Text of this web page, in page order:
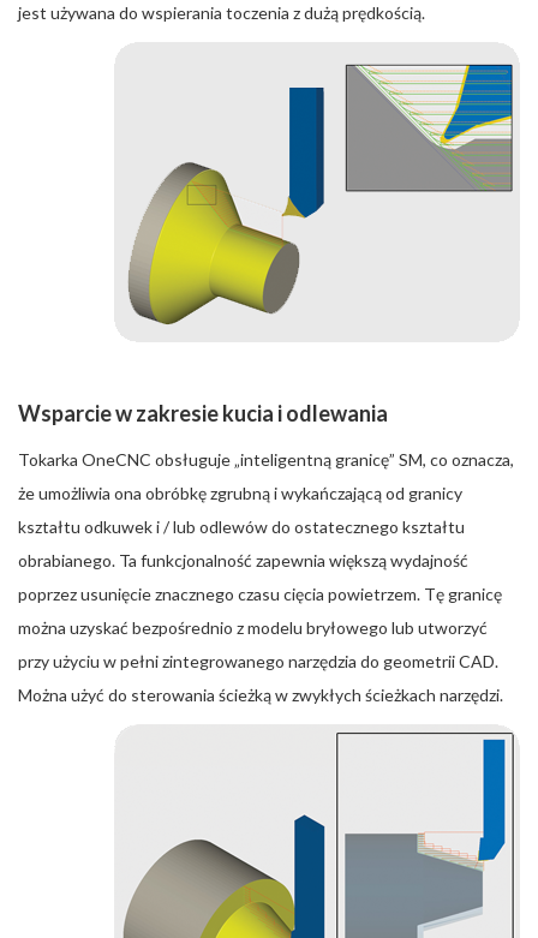
jest używana do wspierania toczenia z dużą prędkością.
Wsparcie w zakresie kucia i odlewania
Tokarka OneCNC obsługuje „inteligentną granicę” SM, co oznacza,
że umożliwia ona obróbkę zgrubną i wykańczającą od granicy
kształtu odkuwek i / lub odlewów do ostatecznego kształtu
obrabianego. Ta funkcjonalność zapewnia większą wydajność
poprzez usunięcie znacznego czasu cięcia powietrzem. Tę granicę
można uzyskać bezpośrednio z modelu bryłowego lub utworzyć
przy użyciu w pełni zintegrowanego narzędzia do geometrii CAD.
Można użyć do sterowania ścieżką w zwykłych ścieżkach narzędzi.